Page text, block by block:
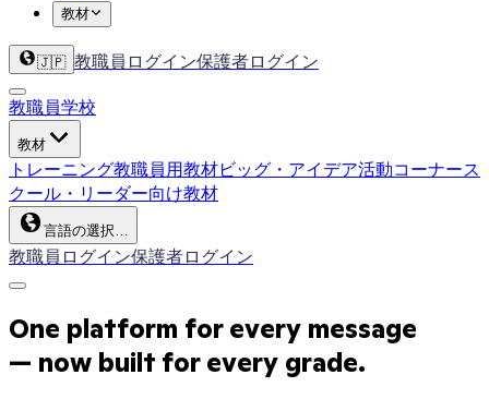
教材
🇯🇵 教職員ログイン保護者ログイン
教職員学校
教材
トレーニング教職員用教材ビッグ・アイデア活動コーナース
クール・リーダー向け教材
言語の選択…
教職員ログイン保護者ログイン
One platform for every message
— now built for every grade.